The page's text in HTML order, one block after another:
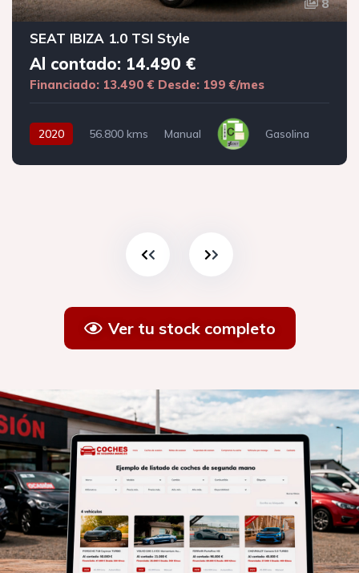
8
SEAT IBIZA 1.0 TSI Style
Al contado: 14.490 €
Financiado: 13.490 € Desde: 199 €/mes
2020 56.800 kms Manual Gasolina
Ver tu stock completo